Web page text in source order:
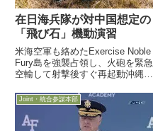
在日海兵隊が対中国想定の
「飛び石」機動演習
米海空軍も絡めたExercise Noble
Fury島を強襲占領し、火砲を緊急
空輸して射撃後すぐ再起動沖縄本
22日付Militarty.comが、米海兵隊
が中国との戦いを想定し、太平洋
の島々の間を迅速に機動展開...
Joint・統合参謀本部